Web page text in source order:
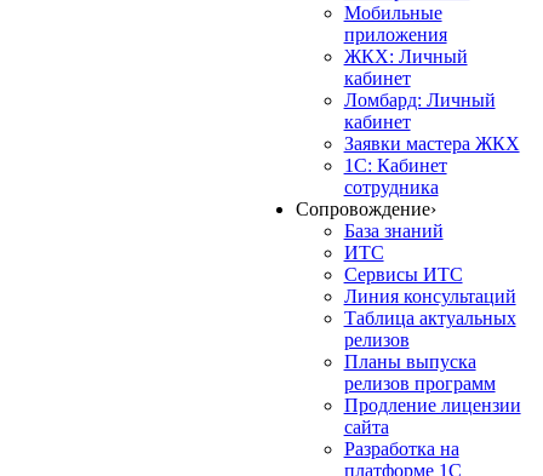
Мобильные
приложения
ЖКХ: Личный
кабинет
Ломбард: Личный
кабинет
Заявки мастера ЖКХ
1С: Кабинет
сотрудника
Сопровождение›
База знаний
ИТС
Сервисы ИТС
Линия консультаций
Таблица актуальных
релизов
Планы выпуска
релизов программ
Продление лицензии
сайта
Разработка на
платформе 1С